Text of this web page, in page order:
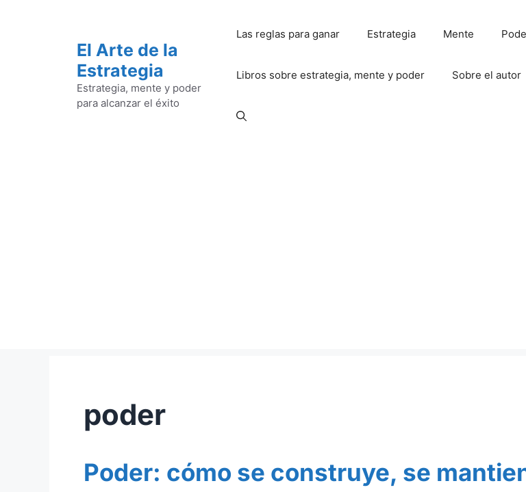
El Arte de la
Estrategia
Estrategia, mente y poder
para alcanzar el éxito
Las reglas para ganar Estrategia Mente
Libros sobre estrategia, mente y poder Sobre el autor
poder
Poder: cómo se construye, se